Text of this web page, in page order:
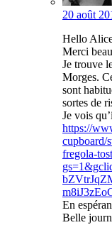
20 août
Hello
Merci
Je trouve
Morges.
sont
sortes de
Je vois
https://
cupboard/
fregola-
En
Belle